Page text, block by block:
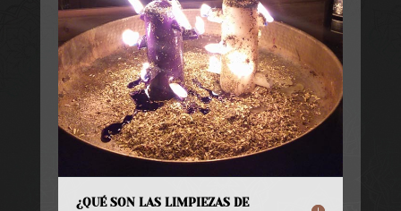
¿QUÉ SON LAS LIMPIEZAS DE